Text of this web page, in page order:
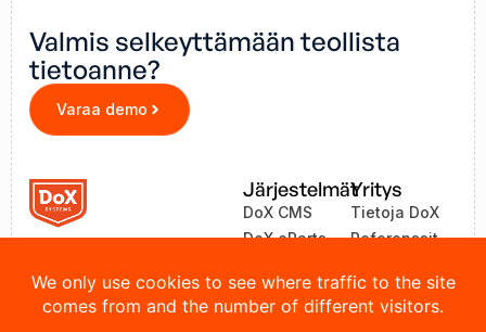
Valmis selkeyttämään teollista
tietoanne?
Varaa demo
Järjestelmät
DoX CMS
DoX eParts
LinkOne
Yritys
Tietoja DoX
Referenssit
Yhteystiedot